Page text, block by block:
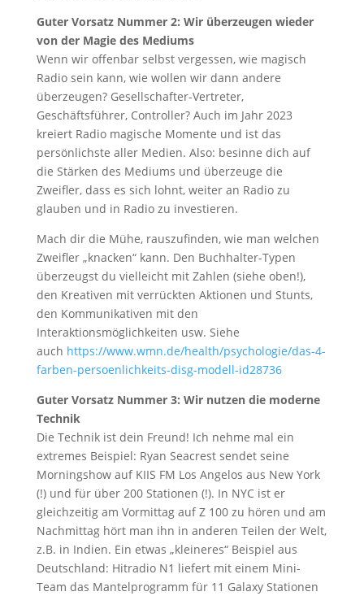
Guter Vorsatz Nummer 2: Wir überzeugen wieder
von der Magie des Mediums
Wenn wir offenbar selbst vergessen, wie magisch
Radio sein kann, wie wollen wir dann andere
überzeugen? Gesellschafter-Vertreter,
Geschäftsführer, Controller? Auch im Jahr 2023
kreiert Radio magische Momente und ist das
persönlichste aller Medien. Also: besinne dich auf
die Stärken des Mediums und überzeuge die
Zweifler, dass es sich lohnt, weiter an Radio zu
glauben und in Radio zu investieren.
Mach dir die Mühe, rauszufinden, wie man welchen
Zweifler „knacken“ kann. Den Buchhalter-Typen
überzeugst du vielleicht mit Zahlen (siehe oben!),
den Kreativen mit verrückten Aktionen und Stunts,
den Kommunikativen mit den
Interaktionsmöglichkeiten usw. Siehe
auch https://www.wmn.de/health/psychologie/das-4-
farben-persoenlichkeits-disg-modell-id28736
Guter Vorsatz Nummer 3: Wir nutzen die moderne
Technik
Die Technik ist dein Freund! Ich nehme mal ein
extremes Beispiel: Ryan Seacrest sendet seine
Morningshow auf KIIS FM Los Angelos aus New York
(!) und für über 200 Stationen (!). In NYC ist er
gleichzeitig am Vormittag auf Z 100 zu hören und am
Nachmittag hört man ihn in anderen Teilen der Welt,
z.B. in Indien. Ein etwas „kleineres“ Beispiel aus
Deutschland: Hitradio N1 liefert mit einem Mini-
Team das Mantelprogramm für 11 Galaxy Stationen